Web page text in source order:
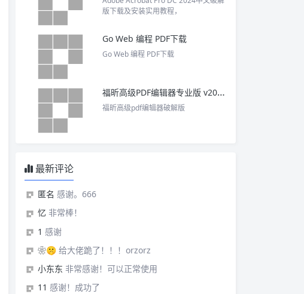
版下载及安装实用教程，
Go Web 编程 PDF下载
Go Web 编程 PDF下载
福昕高级PDF编辑器专业版 v2025 中文激活版
福昕高级pdf编辑器破解版
最新评论
匿名 感谢。666
忆 非常棒！
1 感谢
❀🤫 给大佬跪了！！！orzorz
小东东 非常感谢！可以正常使用
11 感谢！成功了